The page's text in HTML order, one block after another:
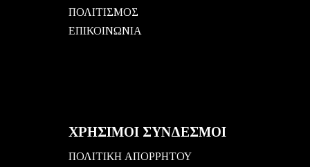
ΠΟΛΙΤΙΣΜΟΣ
ΕΠΙΚΟΙΝΩΝΙΑ
ΧΡΗΣΙΜΟΙ ΣΥΝΔΕΣΜΟΙ
ΠΟΛΙΤΙΚΗ ΑΠΟΡΡΗΤΟΥ